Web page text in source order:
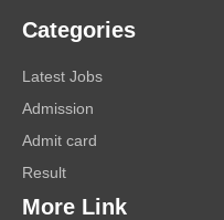
Categories
Latest Jobs
Admission
Admit card
Result
More Link